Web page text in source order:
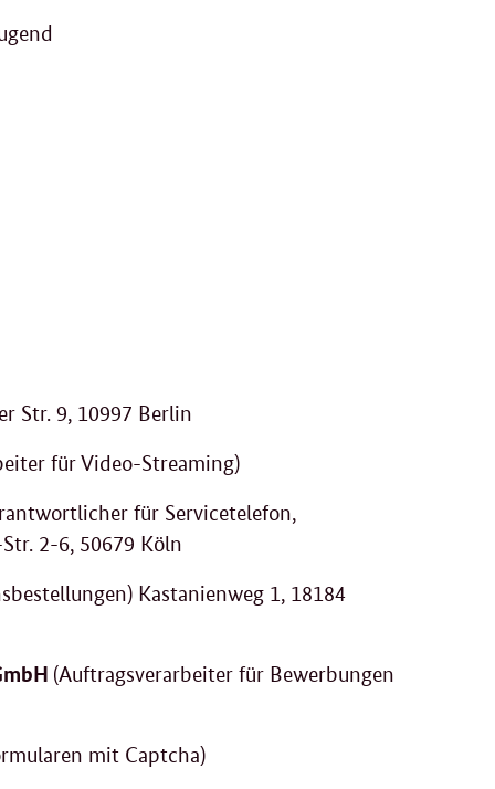
Str. 9, 10997 Berlin
für Video-Streaming)
für Servicetelefon,
2-6, 50679 Köln
Kastanienweg 1, 18184
(Auftragsverarbeiter für Bewerbungen
mit Captcha)